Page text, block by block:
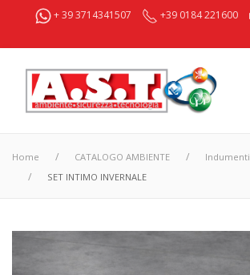
+ 39 3714341507 +39 0184 221600
Home CATALOGO AMBIENTE
Indumenti
SET INTIMO INVERNALE